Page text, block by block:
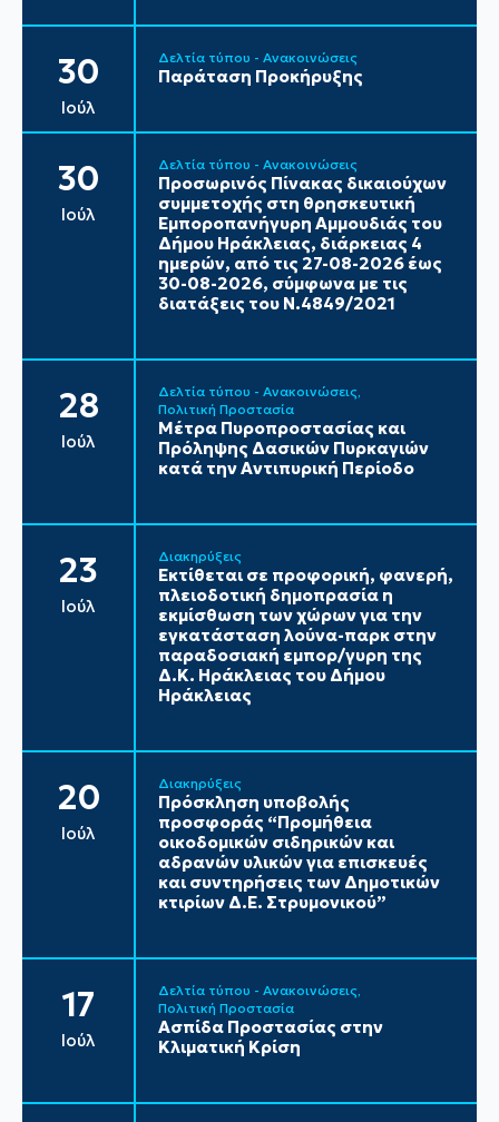
30
Ιούλ
Δελτία τύπου - Ανακοινώσεις
Παράταση Προκήρυξης
30
Ιούλ
Δελτία τύπου - Ανακοινώσεις
Προσωρινός Πίνακας δικαιούχων
συμμετοχής στη θρησκευτική
Εμποροπανήγυρη Αμμουδιάς του
Δήμου Ηράκλειας, διάρκειας 4
ημερών, από τις 27-08-2026 έως
30-08-2026, σύμφωνα με τις
διατάξεις του Ν.4849/2021
28
Ιούλ
Δελτία τύπου - Ανακοινώσεις
Πολιτική Προστασία
Μέτρα Πυροπροστασίας και
Πρόληψης Δασικών Πυρκαγιών
κατά την Αντιπυρική Περίοδο
23
Ιούλ
Διακηρύξεις
Εκτίθεται σε προφορική, φανερή,
πλειοδοτική δημοπρασία η
εκμίσθωση των χώρων για την
εγκατάσταση λούνα-παρκ στην
παραδοσιακή εμπορ/γυρη της
Δ.Κ. Ηράκλειας του Δήμου
Ηράκλειας
20
Ιούλ
Διακηρύξεις
Πρόσκληση υποβολής
προσφοράς “Προμήθεια
οικοδομικών σιδηρικών και
αδρανών υλικών για επισκευές
και συντηρήσεις των Δημοτικών
κτιρίων Δ.Ε. Στρυμονικού”
17
Ιούλ
Δελτία τύπου - Ανακοινώσεις
Πολιτική Προστασία
Ασπίδα Προστασίας στην
Κλιματική Κρίση